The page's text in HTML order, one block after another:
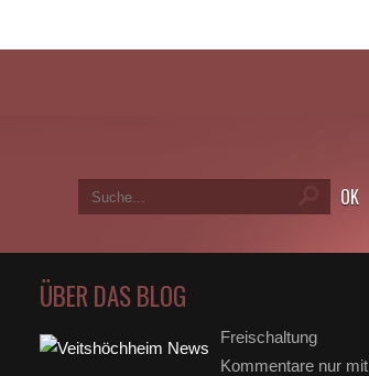
ÜBER DAS BLOG
Freischaltung
Kommentare nur mit